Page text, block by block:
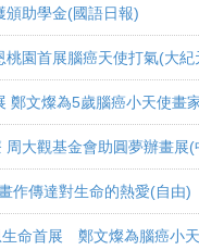
助學金(國語日報)
園首展腦癌天使打氣(大紀
鄭文燦為5歲腦癌小天使畫
大觀基金會助圓夢辦畫展
作傳達對生命的熱愛(自由)
命首展 鄭文燦為腦癌小